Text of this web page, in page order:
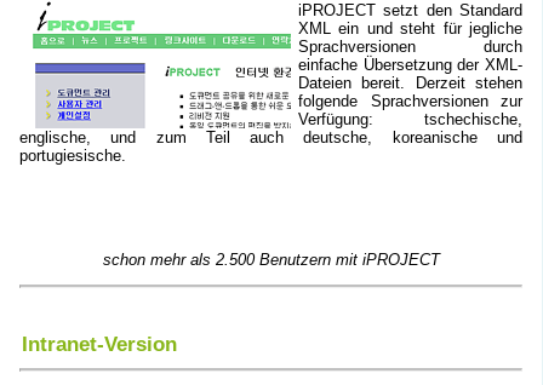
iPROJECT setzt den Standard
XML ein und steht für jegliche
Sprachversionen durch
einfache Übersetzung der XML-
Dateien bereit. Derzeit stehen
folgende Sprachversionen zur
Verfügung: tschechische,
englische, und zum Teil auch deutsche, koreanische und
portugiesische.
schon mehr als 2.500 Benutzern mit iPROJECT
Intranet-Version